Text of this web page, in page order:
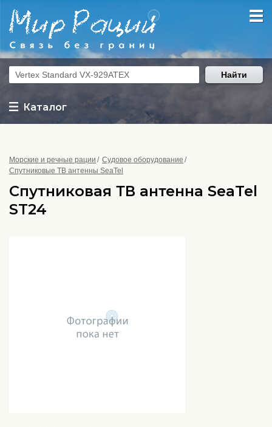
Каталог
Найти
Морские и речные рации
Судовое оборудование
Спутниковые ТВ антенны SeaTel
Спутниковая ТВ антенна SeaTel
ST24